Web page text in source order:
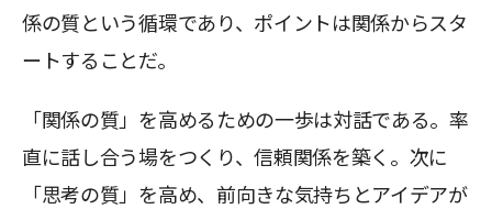
係の質という循環であり、ポイントは関係からスタ
ートすることだ。
「関係の質」を高めるための一歩は対話である。率
直に話し合う場をつくり、信頼関係を築く。次に
「思考の質」を高め、前向きな気持ちとアイデアが